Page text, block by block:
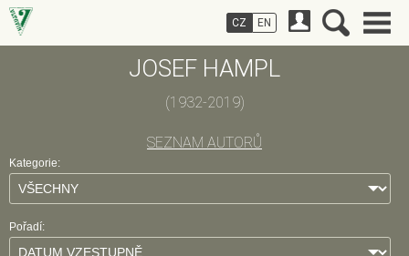
JOSEF HAMPL
(1932-2019)
SEZNAM AUTORŮ
Kategorie:
Pořadí:
CZ EN